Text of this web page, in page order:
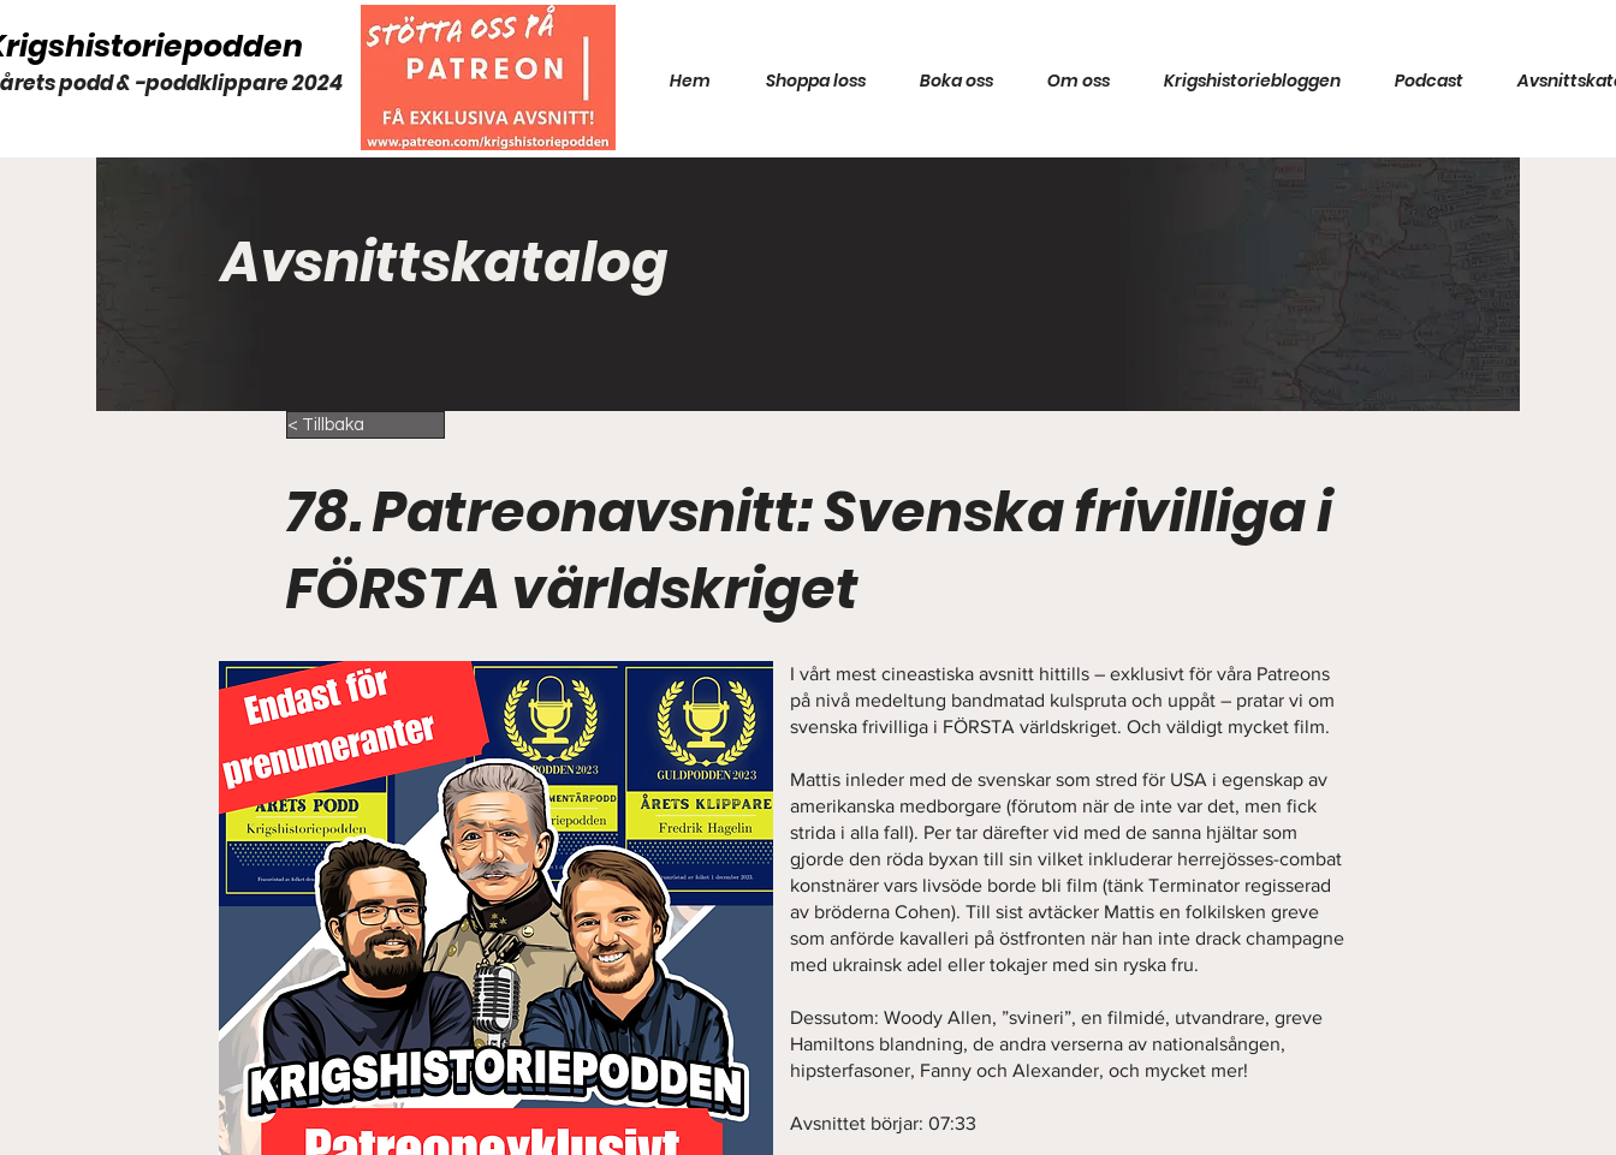
podd & -poddklippare 2024 Hem Shoppa loss Boka oss Om oss Krigshistoriebloggen Podcast
< Tillbaka
78. Patreonavsnitt: Svenska frivilliga i
FÖRSTA världskriget
I vårt mest cineastiska avsnitt hittills – exklusivt för våra Patreons
på nivå medeltung bandmatad kulspruta och uppåt – pratar vi om
svenska frivilliga i FÖRSTA världskriget. Och väldigt mycket film.
Mattis inleder med de svenskar som stred för USA i egenskap av
amerikanska medborgare (förutom när de inte var det, men fick
strida i alla fall). Per tar därefter vid med de sanna hjältar som
gjorde den röda byxan till sin vilket inkluderar herrejösses-combat
konstnärer vars livsöde borde bli film (tänk Terminator regisserad
av bröderna Cohen). Till sist avtäcker Mattis en folkilsken greve
som anförde kavalleri på östfronten när han inte drack champagne
med ukrainsk adel eller tokajer med sin ryska fru.
Dessutom: Woody Allen, ”svineri”, en filmidé, utvandrare, greve
Hamiltons blandning, de andra verserna av nationalsången,
hipsterfasoner, Fanny och Alexander, och mycket mer!
Avsnittet börjar: 07:33
Avsnittskatalog